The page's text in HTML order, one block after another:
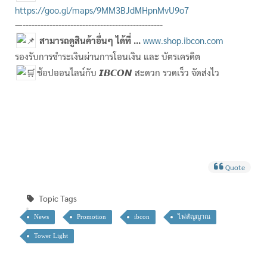
https://goo.gl/maps/9MM3BJdMHpnMvU9o7
—-----------------------------------------------
สามารถดูสินค้าอื่นๆ ได้ที่ ... www.shop.ibcon.com
รองรับการชำระเงินผ่านการโอนเงิน และ บัตรเครดิต
ช้อปออนไลน์กับ 𝙄𝘽𝘾𝙊𝙉 สะดวก รวดเร็ว จัดส่งไว
Quote
Topic Tags
News Promotion ibcon ไฟสัญญาณ
Tower Light